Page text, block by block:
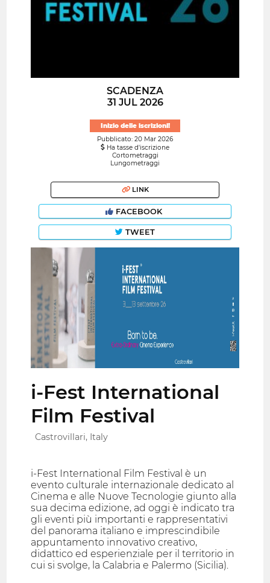
SCADENZA
31 JUL 2026
Inizio delle iscrizioni!
Pubblicato: 20 Mar 2026
Ha tasse d'iscrizione
Cortometraggi
Lungometraggi
LINK
FACEBOOK
TWEET
i-Fest International
Film Festival
Castrovillari, Italy
i-Fest International Film Festival è un
evento culturale internazionale dedicato al
Cinema e alle Nuove Tecnologie giunto alla
sua decima edizione, ad oggi è indicato tra
gli eventi più importanti e rappresentativi
del panorama italiano e imprescindibile
appuntamento innovativo creativo,
didattico ed esperienziale per il territorio in
cui si svolge, la Calabria e Palermo (Sicilia).